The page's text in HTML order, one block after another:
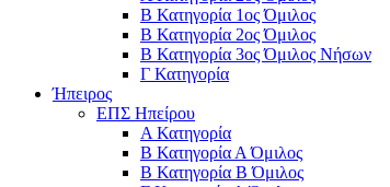
Β Κατηγορία 1ος Όμιλος
Β Κατηγορία 2ος Όμιλος
Β Κατηγορία 3ος Όμιλος Νήσων
Γ Κατηγορία
Ήπειρος
ΕΠΣ Ηπείρου
Α Κατηγορία
Β Κατηγορία Α Όμιλος
Β Κατηγορία Β Όμιλος